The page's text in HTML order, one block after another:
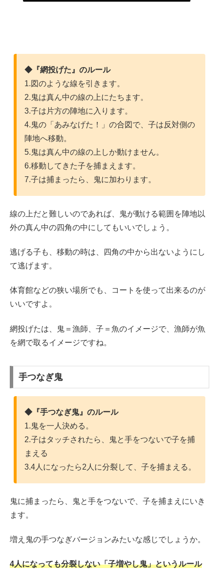
◆『網投げた』のルール
1.図のような線を引きます。
2.鬼は真ん中の線の上にたちます。
3.子は片方の陣地に入ります。
4.鬼の「あみなげた！」の合図で、子は反対側の
陣地へ移動。
5.鬼は真ん中の線の上しか動けません。
6.移動してきた子を捕まえます。
7.子は捕まったら、鬼に加わります。
線の上だと難しいのであれば、鬼が動ける範囲を陣地以
外の真ん中の四角の中にしてもいいでしょう。
逃げる子も、移動の時は、四角の中から出ないようにし
て逃げます。
体育館などの狭い場所でも、コートを使って出来るのが
いいですよ。
網投げたは、鬼＝漁師、子＝魚のイメージで、漁師が魚
を網で取るイメージですね。
手つなぎ鬼
◆『手つなぎ鬼』のルール
1.鬼を一人決める。
2.子はタッチされたら、鬼と手をつないで子を捕
まえる
3.4人になったら2人に分裂して、子を捕まえる。
鬼に捕まったら、鬼と手をつないで、子を捕まえにいき
ます。
増え鬼の手つなぎバージョンみたいな感じでしょうか。
4人になっても分裂しない「子増やし鬼」というルール